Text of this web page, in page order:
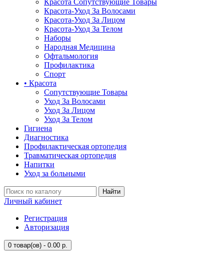
Красота Сопутствующие Товары
Красота-Уход За Волосами
Красота-Уход За Лицом
Красота-Уход За Телом
Наборы
Народная Медицина
Офтальмология
Профилактика
Спорт
• Красота
Сопутствующие Товары
Уход За Волосами
Уход За Лицом
Уход За Телом
Гигиена
Диагностика
Профилактическая ортопедия
Травматическая ортопедия
Напитки
Уход за больными
Найти
Личный кабинет
Регистрация
Авторизация
0 товар(ов) - 0.00 р.